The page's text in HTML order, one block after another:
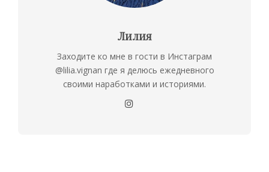
Лилия
Заходите ко мне в гости в Инстаграм
@lilia.vignan где я делюсь ежедневного
своими наработками и историями.